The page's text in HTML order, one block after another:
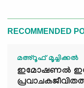
RECOMMENDED
മഅ്റൂഫ് മൂച്ചിക്കല്‍
ഇമോഷണൽ